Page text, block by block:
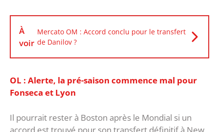
À
voir
Mercato OM : Accord conclu pour le transfert
de Danilov ?
OL : Alerte, la pré-saison commence mal pour
Fonseca et Lyon
Il pourrait rester à Boston après le Mondial si un